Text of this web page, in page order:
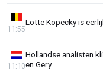
Lotte Kopecky is
11:55
Hollandse analisten
en Gery
11:10